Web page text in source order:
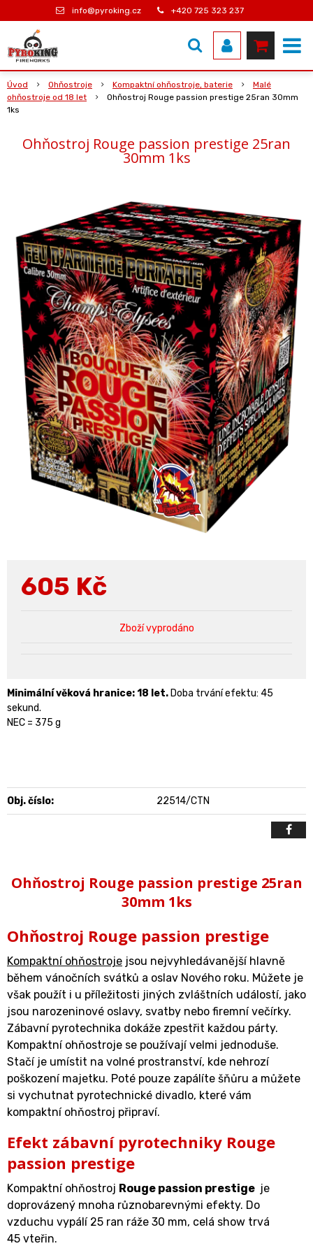
info@pyroking.cz +420 725 323 237
Úvod Ohňostroje Kompaktní ohňostroje, baterie
Malé
ohňostroje od 18 let
Ohňostroj Rouge passion prestige 25ran 30mm
1ks
Ohňostroj Rouge passion prestige 25ran
30mm 1ks
605 Kč
Zboží vyprodáno
Minimální věková hranice: 18 let. Doba trvání efektu: 45
sekund.
NEC = 375 g
Obj. číslo: 22514/CTN
Ohňostroj Rouge passion prestige 25ran
30mm 1ks
Ohňostroj Rouge passion prestige
Kompaktní ohňostroje jsou nejvyhledávanější hlavně
během vánočních svátků a oslav Nového roku. Můžete je
však použít i u příležitosti jiných zvláštních událostí, jako
jsou narozeninové oslavy, svatby nebo firemní večírky.
Zábavní pyrotechnika dokáže zpestřit každou párty.
Kompaktní ohňostroje se používají velmi jednoduše.
Stačí je umístit na volné prostranství, kde nehrozí
poškození majetku. Poté pouze zapálíte šňůru a můžete
si vychutnat pyrotechnické divadlo, které vám
kompaktní ohňostroj připraví.
Efekt zábavní pyrotechniky Rouge
passion prestige
Kompaktní ohňostroj Rouge passion prestige je
doprovázený mnoha různobarevnými efekty. Do
vzduchu vypálí 25 ran ráže 30 mm, celá show trvá
45 vteřin.